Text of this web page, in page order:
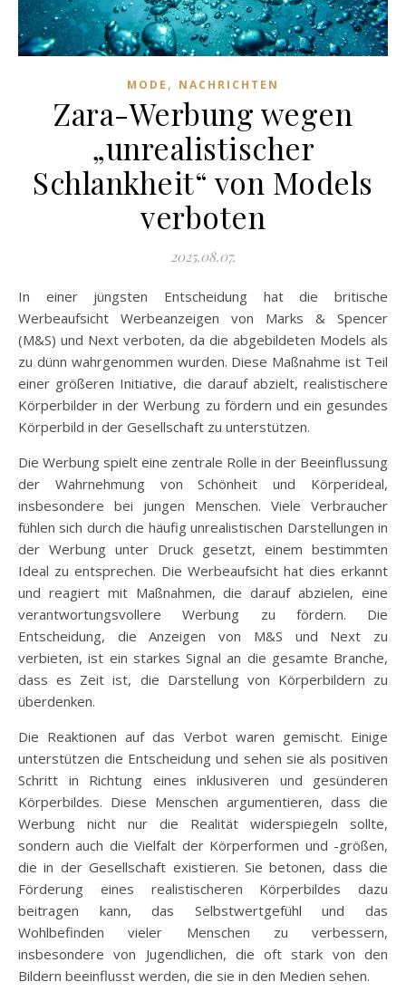
MODE , NACHRICHTEN
Zara-Werbung wegen
„unrealistischer
Schlankheit“ von Models
verboten
2025.08.07.
In einer jüngsten Entscheidung hat die britische
Werbeaufsicht Werbeanzeigen von Marks & Spencer
(M&S) und Next verboten, da die abgebildeten Models als
zu dünn wahrgenommen wurden. Diese Maßnahme ist Teil
einer größeren Initiative, die darauf abzielt, realistischere
Körperbilder in der Werbung zu fördern und ein gesundes
Körperbild in der Gesellschaft zu unterstützen.
Die Werbung spielt eine zentrale Rolle in der Beeinflussung
der Wahrnehmung von Schönheit und Körperideal,
insbesondere bei jungen Menschen. Viele Verbraucher
fühlen sich durch die häufig unrealistischen Darstellungen in
der Werbung unter Druck gesetzt, einem bestimmten
Ideal zu entsprechen. Die Werbeaufsicht hat dies erkannt
und reagiert mit Maßnahmen, die darauf abzielen, eine
verantwortungsvollere Werbung zu fördern. Die
Entscheidung, die Anzeigen von M&S und Next zu
verbieten, ist ein starkes Signal an die gesamte Branche,
dass es Zeit ist, die Darstellung von Körperbildern zu
überdenken.
Die Reaktionen auf das Verbot waren gemischt. Einige
unterstützen die Entscheidung und sehen sie als positiven
Schritt in Richtung eines inklusiveren und gesünderen
Körperbildes. Diese Menschen argumentieren, dass die
Werbung nicht nur die Realität widerspiegeln sollte,
sondern auch die Vielfalt der Körperformen und -größen,
die in der Gesellschaft existieren. Sie betonen, dass die
Förderung eines realistischeren Körperbildes dazu
beitragen kann, das Selbstwertgefühl und das
Wohlbefinden vieler Menschen zu verbessern,
insbesondere von Jugendlichen, die oft stark von den
Bildern beeinflusst werden, die sie in den Medien sehen.